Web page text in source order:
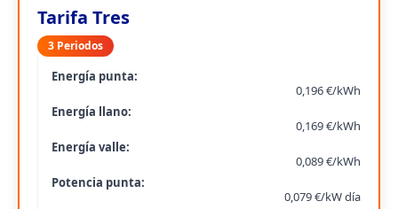
Tarifa Tres
3 Periodos
Energía punta:
0,196 €/kWh
Energía llano:
0,169 €/kWh
Energía valle:
0,089 €/kWh
Potencia punta:
0,079 €/kW día